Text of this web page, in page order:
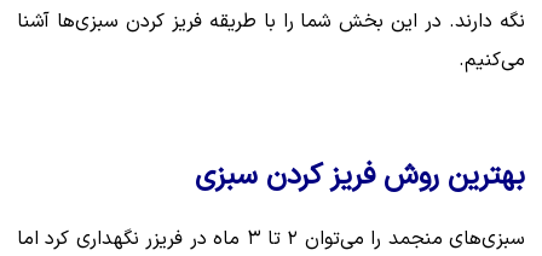
نگه دارند. در این بخش شما را با طریقه فریز کردن سبزی‌ها آشنا
می‌کنیم.
بهترین روش فریز کردن سبزی
سبزی‌های منجمد را می‌توان ۲ تا ۳ ماه در فریزر نگهداری کرد اما